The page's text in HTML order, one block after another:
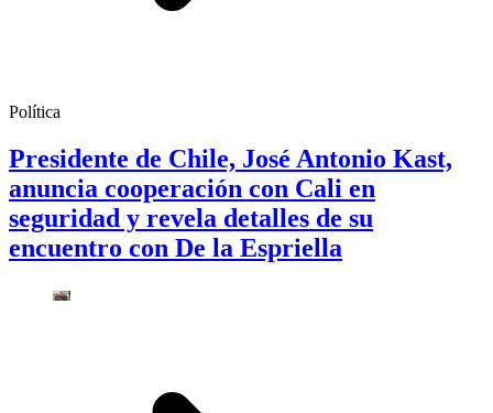
Política
Presidente de Chile, José Antonio Kast,
anuncia cooperación con Cali en
seguridad y revela detalles de su
encuentro con De la Espriella